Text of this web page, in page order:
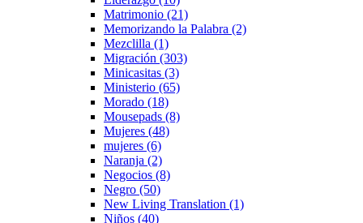
Matrimonio (21)
Memorizando la Palabra (2)
Mezclilla (1)
Migración (303)
Minicasitas (3)
Ministerio (65)
Morado (18)
Mousepads (8)
Mujeres (48)
mujeres (6)
Naranja (2)
Negocios (8)
Negro (50)
New Living Translation (1)
Niños (40)